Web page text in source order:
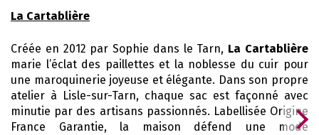
La Cartablière
Créée en 2012 par Sophie dans le Tarn, La Cartablière
marie l’éclat des paillettes et la noblesse du cuir pour
une maroquinerie joyeuse et élégante. Dans son propre
atelier à Lisle-sur-Tarn, chaque sac est façonné avec
minutie par des artisans passionnés. Labellisée Origine
France Garantie, la maison défend une mode